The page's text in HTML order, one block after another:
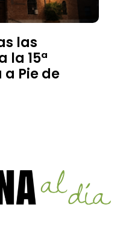
las
la 15ª
Pie de